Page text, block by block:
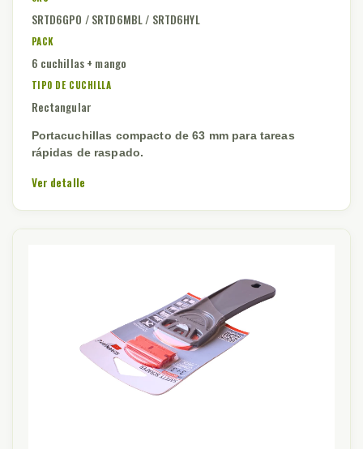
SRTD6GPO / SRTD6MBL / SRTD6HYL
PACK
6 cuchillas + mango
TIPO DE CUCHILLA
Rectangular
Portacuchillas compacto de 63 mm para tareas
rápidas de raspado.
Ver detalle